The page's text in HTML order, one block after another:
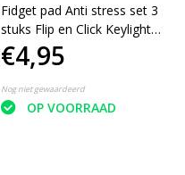
Fidget pad Anti stress set 3
stuks Flip en Click Keylight
Zwart-Wit
€4,95
Nog niet gewaardeerd
OP VOORRAAD